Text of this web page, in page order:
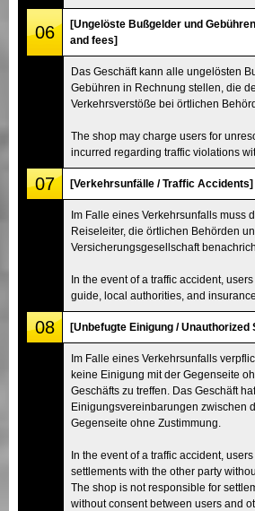
06
[Ungelöste Bußgelder und
and fees]
Das Geschäft kann alle ungelösten
Gebühren in Rechnung stellen, die
Verkehrsverstöße bei örtlichen
The shop may charge users for
incurred regarding traffic violations
07 [Verkehrsunfälle / Traffic Accidents]
Im Falle eines Verkehrsunfalls muss
Reiseleiter, die örtlichen Behörden
Versicherungsgesellschaft
In the event of a traffic accident,
guide, local authorities, and
08 [Unbefugte Einigung / Unauthorized
Im Falle eines Verkehrsunfalls
keine Einigung mit der Gegenseite
Geschäfts zu treffen. Das Geschäft
Einigungsvereinbarungen zwischen
Gegenseite ohne Zustimmung.
In the event of a traffic accident,
settlements with the other party
The shop is not responsible for
without consent between users and